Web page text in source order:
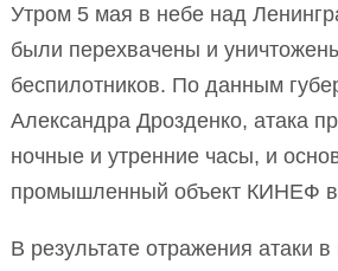
Утром 5 мая в небе над
были перехвачены и
беспилотников. По данным
Александра Дрозденко, атака
ночные и утренние часы, и
промышленный объект КИНЕФ
В результате отражения атаки